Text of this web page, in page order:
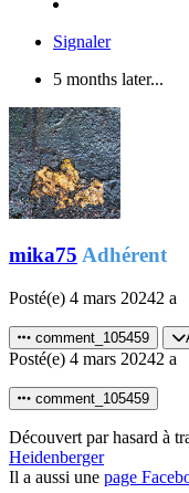
Signaler
5 months later...
mika75 Adhérent
Posté(e) 4 mars 20242 a
comment_105459
Posté(e) 4 mars 20242 a
comment_105459
Découvert par hasard à
Heidenberger
Il a aussi une page